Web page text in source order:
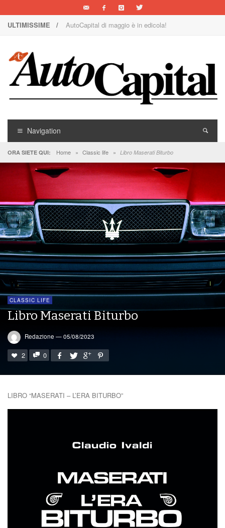
ULTIMISSIME / AutoCapital di maggio è in edicola!
1000 Miglia: un team rosa sulla rossa
Il Concorso Villa d’Este è ai nastri di partenza
I SUV Premium Omoda & Jaecoo
AutoCapital di marzo è in edicola!
AutoCapital di giugno è in edicola!
AutoCapital di febbraio è in edicola!
E Luce sia!
Navigation
ORA SIETE QUI: Home » Classic life » Libro Maserati Biturbo
CLASSIC LIFE
Libro Maserati Biturbo
Redazione —05/08/2023
2 0
LIBRO “MASERATI – L’ERA BITURBO”